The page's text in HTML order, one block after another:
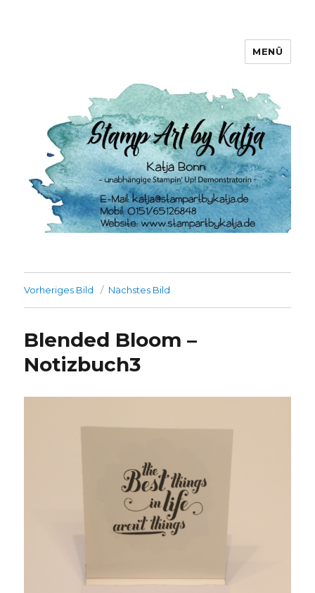
MENÜ
Vorheriges Bild Nächstes Bild
Blended Bloom –
Notizbuch3